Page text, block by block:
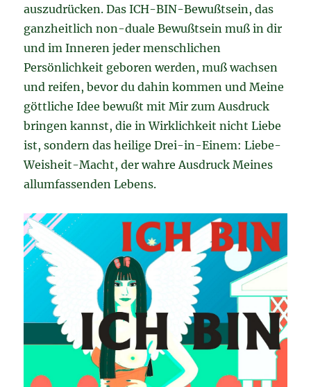
auszudrücken. Das ICH-BIN-Bewußtsein, das
ganzheitlich non-duale Bewußtsein muß in dir
und im Inneren jeder menschlichen
Persönlichkeit geboren werden, muß wachsen
und reifen, bevor du dahin kommen und Meine
göttliche Idee bewußt mit Mir zum Ausdruck
bringen kannst, die in Wirklichkeit nicht Liebe
ist, sondern das heilige Drei-in-Einem: Liebe-
Weisheit-Macht, der wahre Ausdruck Meines
allumfassenden Lebens.